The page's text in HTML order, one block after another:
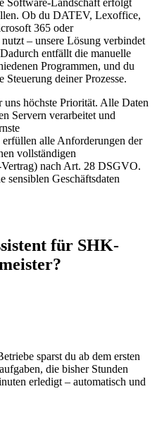
Software-Landschaft erfolgt
Ob du DATEV, Lexoffice,
365 oder
– unsere Lösung verbindet
entfällt die manuelle
Programmen, und du
Steuerung deiner Prozesse.
höchste Priorität. Alle Daten
Servern verarbeitet und
alle Anforderungen der
vollständigen
nach Art. 28 DSGVO.
sensiblen Geschäftsdaten
für SHK-
sparst du ab dem ersten
die bisher Stunden
erledigt – automatisch und